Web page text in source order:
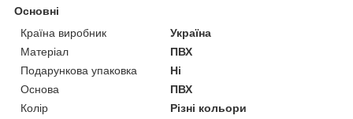
Основні
Країна виробник
Україна
Матеріал
ПВХ
Подарункова упаковка
Ні
Основа
ПВХ
Колір
Різні кольори